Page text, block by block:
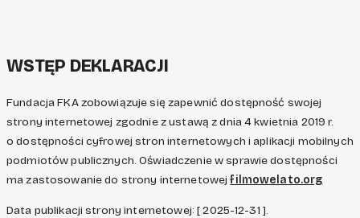
WSTĘP DEKLARACJI
Fundacja FKA zobowiązuje się zapewnić dostępność swojej
strony internetowej zgodnie z ustawą z dnia 4 kwietnia 2019 r.
o dostępności cyfrowej stron internetowych i aplikacji mobilnych
podmiotów publicznych. Oświadczenie w sprawie dostępności
ma zastosowanie do strony internetowejfilmowelato.org
Data publikacji strony internetowej: [ 2025-12-31 ].